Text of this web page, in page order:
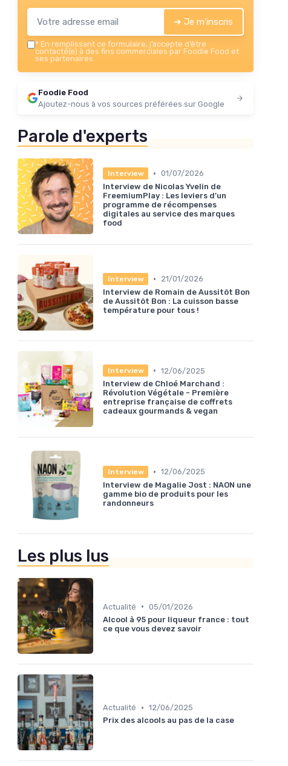
➔ Je m'inscris
* En remplissant ce formulaire, j’accepte d’être
contacté(e) à des fins commerciales par Foodie Food et
ses partenaires.
Foodie Food
Ajoutez-nous à vos sources préférées sur Google
Parole d'experts
Interview • 01/07/2026
Interview de Nicolas Yvelin de
FreemiumPlay : Les leviers d’un
programme de récompenses
digitales au service des marques
food
Interview •
21/01/2026
Interview de Romain de Aussitôt Bon
de Aussitôt Bon : La cuisson basse
température pour tous !
Interview • 12/06/2025
Interview de Chloé Marchand :
Révolution Végétale - Première
entreprise française de coffrets
cadeaux gourmands & vegan
Interview • 12/06/2025
Interview de Magalie Jost : NAON une
gamme bio de produits pour les
randonneurs
Les plus lus
Actualité • 05/01/2026
Alcool à 95 pour liqueur france : tout
ce que vous devez savoir
Actualité • 12/06/2025
Prix des alcools au pas de la case